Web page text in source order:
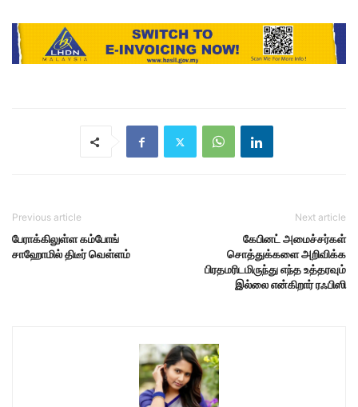
Previous article
பேராக்கிலுள்ள கம்போங்
சாஹோமில் திடீர் வெள்ளம்
Next article
கேபினட் அமைச்சர்கள்
சொத்துக்களை அறிவிக்க
பிரதமரிடமிருந்து எந்த உத்தரவும்
இல்லை என்கிறார் ரஃபிஸி